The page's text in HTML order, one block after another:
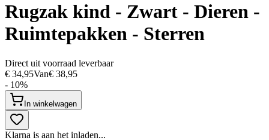
Rugzak kind - Zwart - Dieren -
Ruimtepakken - Sterren
Direct uit voorraad leverbaar
€ 34,95Van€ 38,95
- 10%
In winkelwagen
Klarna is aan het inladen...